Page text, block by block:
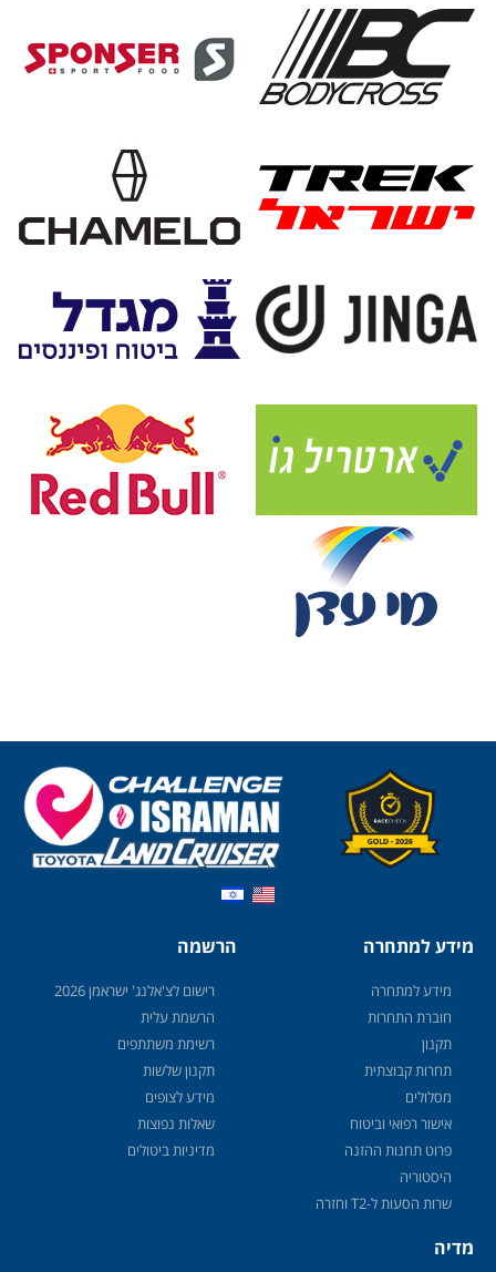
מידע למתחרה
מידע למתחרה
חוברת התחרות
תקנון
תחרות קבוצתית
מסלולים
אישור רפואי וביטוח
פרוט תחנות ההזנה
היסטוריה
שרות הסעות ל-T2 וחזרה
הרשמה
רישום לצ'אלנג' ישראמן 2026
הרשמת עלית
רשימת משתתפים
תקנון שלשות
מידע לצופים
שאלות נפוצות
מדיניות ביטולים
מדיה